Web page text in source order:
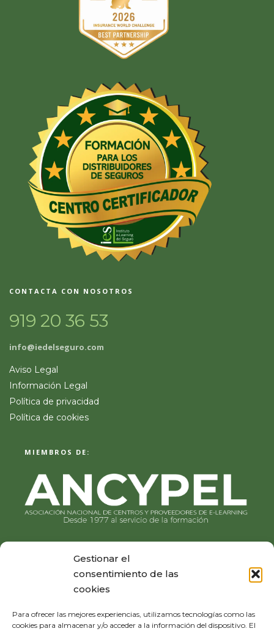
Gestionar el
consentimiento de las
cookies
Para ofrecer las mejores experiencias, utilizamos tecnologías como las
cookies para almacenar y/o acceder a la información del dispositivo. El
CONTACTA CON NOSOTROS
919 20 36 53
info@iedelseguro.com
Aviso Legal
Información Legal
Política de privacidad
Política de cookies
MIEMBROS DE: